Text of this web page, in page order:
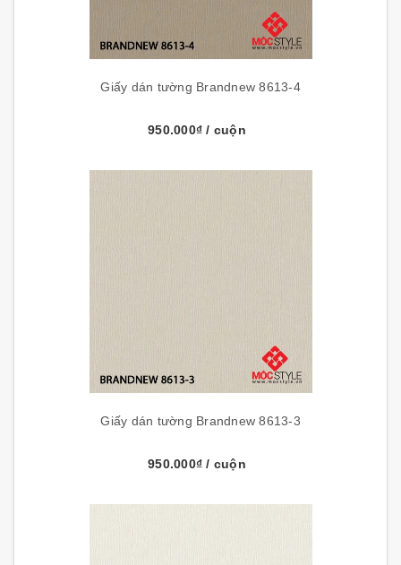
Giấy dán tường Brandnew 8613-4
950.000₫/ cuộn
Giấy dán tường Brandnew 8613-3
950.000₫/ cuộn